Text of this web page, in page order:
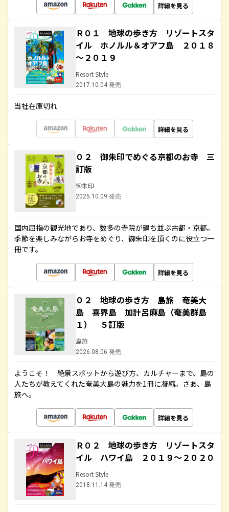
詳細を見る
Ｒ０１ 地球の歩き方 リゾートスタ
イル ホノルル＆オアフ島 ２０１８
～２０１９
Resort Style
2017.10.04 発売
当社在庫切れ
詳細を見る
０２ 御朱印でめぐる京都のお寺 三
訂版
御朱印
2025.10.09 発売
国内屈指の観光地であり、数多の寺院が建ち並ぶ古都・京都。
季節を楽しみながらお寺をめぐり、御朱印を頂くのに役立つ一
冊です。
詳細を見る
０２ 地球の歩き方 島旅 奄美大
島 喜界島 加計呂麻島（奄美群島
１） ５訂版
島旅
2026.08.06 発売
ようこそ！ 絶景スポットから遊び方、カルチャーまで、島の
人たちが教えてくれた奄美大島の魅力を1冊に凝縮。さあ、島
旅へ。
詳細を見る
Ｒ０２ 地球の歩き方 リゾートスタ
イル ハワイ島 ２０１９～２０２０
Resort Style
2018.11.14 発売